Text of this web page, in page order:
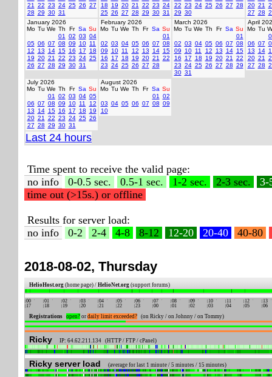
21
22 23 24 25 26 27
28 29 30 31
18
19 20 21 22 23 24
25 26 27 28 29 30 31
22 23 24 25 26 27 28
29 30
20 21
27 28
January 2026
Mo Tu We Th Fr Sa Su
01
02 03 04
05 06 07 08 09 10 11
12
13 14 15 16 17
18
19 20 21 22 23 24 25
26 27 28 29 30 31
February 2026
Mo Tu We Th Fr Sa Su
01
02 03 04 05 06 07 08
09
10 11 12 13 14 15
16
17 18 19 20 21
22
23 24 25 26 27 28
March 2026
Mo Tu We Th Fr Sa Su
01
02 03 04 05 06 07 08
09
10 11 12 13 14 15
16
17 18 19 20 21
22
23 24 25 26 27 28 29
30 31
April
Mo Tu
06 07
13
14
20 21
27 28
July 2026
Mo Tu We Th Fr Sa Su
01
02 03 04 05
06 07 08 09 10 11
12
13
14 15 16 17 18
19
20 21 22 23 24 25 26
27 28 29 30 31
August 2026
Mo Tu We Th Fr Sa Su
01
02
03 04 05 06 07 08 09
10
Last 24 hours
Time spent to receive the valid page:
no info
0-0.5 sec. 0.5-1 sec. 1-2 sec. 2-3 sec.
3-
time out (>15s.) or offline
Results for server load:
no info
0-2 2-4 4-8 8-12 12-20 20-40 40-80
2018-08-02, Thursday
HelioHost.org (home page) / HelioNet.org (support forums)
Registrations open? or daily limit exceeded? (on Ricky / on Johnny / on Tommy)
Ricky IP: 64.62.211.134 (HTTP / FTP / cPanel)
Ricky server load (average for last 1 minute / 5 minutes / 15 minutes)
00 01 02 03 04 05 06 07 08 09 10 11 12
13
17
18 19 20 21 22 23 00 01 02 03 04 05 06